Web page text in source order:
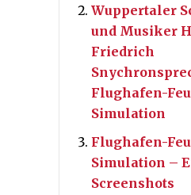
Wuppertaler
und Musiker
Friedrich
Flughafen-
Simulation
Flughafen-
Simulation –
Screenshots